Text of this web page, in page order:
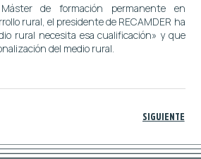
de formación permanente en
rural, el presidente de RECAMDER ha
rural necesita esa cualificación» y que
del medio rural.
SIGUIENTE